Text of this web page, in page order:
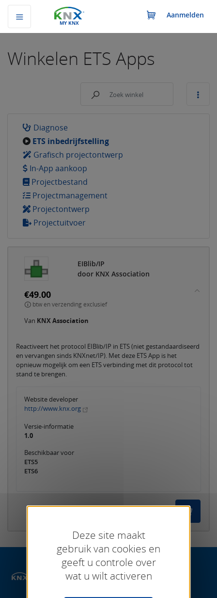
MY KNX
Aanmelden
Winkelen ETS Apps
Diagnose
ETS inbedrijfstelling
Grafisch projectontwerp
In-App aankoop
Projectbestand
Projectmanagement
Projectontwerp
Projectuitvoer
EIBlib/IP
door KNX Association
€49.00
btw en verzending exclusief
Van KNX Association
Reactiveert het protocol EIBlib/IP in ETS (niet gestandaardiseerd
en vervangen sinds KNXnet/IP). Met deze ETS App is het
opnieuw mogelijk om een ETS verbinding met dit protocol tot
stand te brengen.
Website developer
http://www.knx.org
Versie-informatie
1.0
Beschikbaar voor
ETS5
ETS6
Winkelen ETS Apps ETS inbedrijfstelling
Deze site maakt
gebruik van cookies en
geeft u controle over
wat u wilt activeren